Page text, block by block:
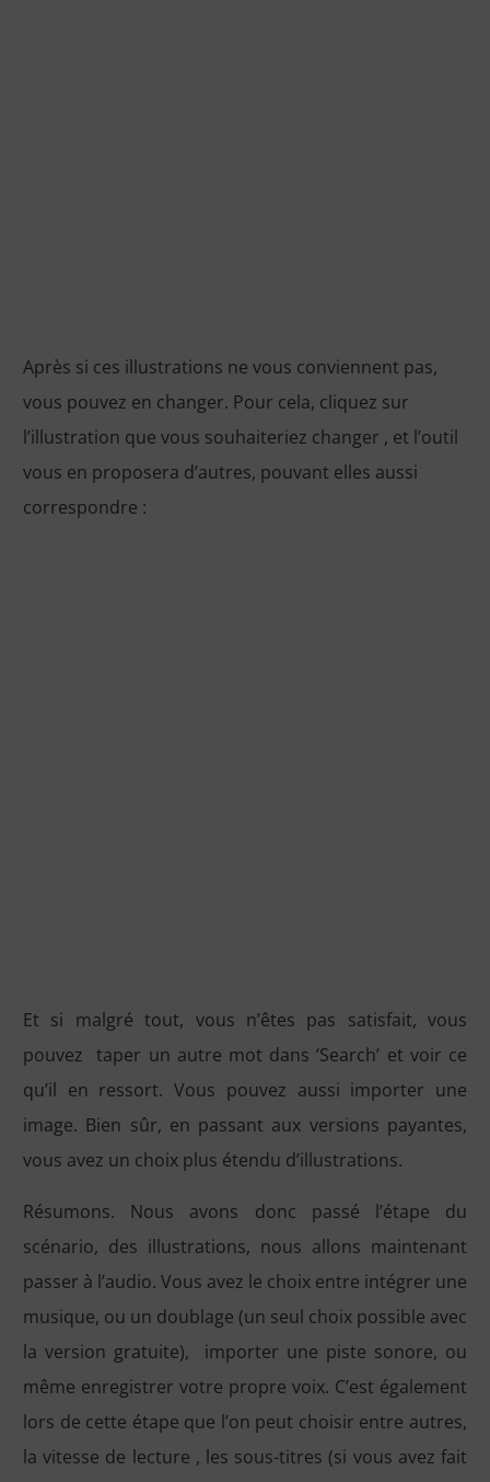
Après si ces illustrations ne vous conviennent pas,
vous pouvez en changer. Pour cela, cliquez sur
l’illustration que vous souhaiteriez changer , et l’outil
vous en proposera d’autres, pouvant elles aussi
correspondre :
Et si malgré tout, vous n’êtes pas satisfait, vous
pouvez taper un autre mot dans ‘Search’ et voir ce
qu’il en ressort. Vous pouvez aussi importer une
image. Bien sûr, en passant aux versions payantes,
vous avez un choix plus étendu d’illustrations.
Résumons. Nous avons donc passé l’étape du
scénario, des illustrations, nous allons maintenant
passer à l’audio. Vous avez le choix entre intégrer une
musique, ou un doublage (un seul choix possible avec
la version gratuite), importer une piste sonore, ou
même enregistrer votre propre voix. C’est également
lors de cette étape que l’on peut choisir entre autres,
la vitesse de lecture , les sous-titres (si vous avez fait